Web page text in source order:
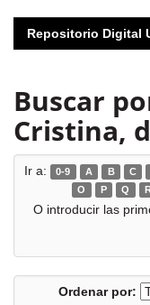
Repositorio Digital
Buscar
Cristina,
Ir a: 0-9 A B C
O
P Q
O introducir las
Ordenar por: